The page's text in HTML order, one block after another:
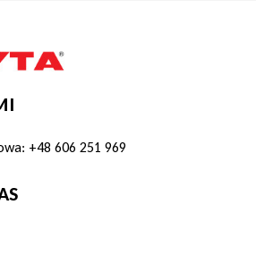
+48 606 251 969